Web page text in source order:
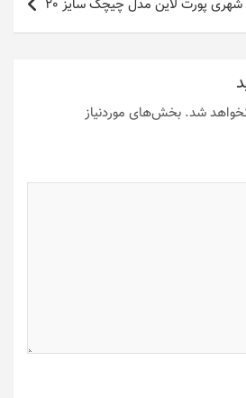
پورت لاین مدل چیچک سایز 20
شد. بخش‌های موردنیاز